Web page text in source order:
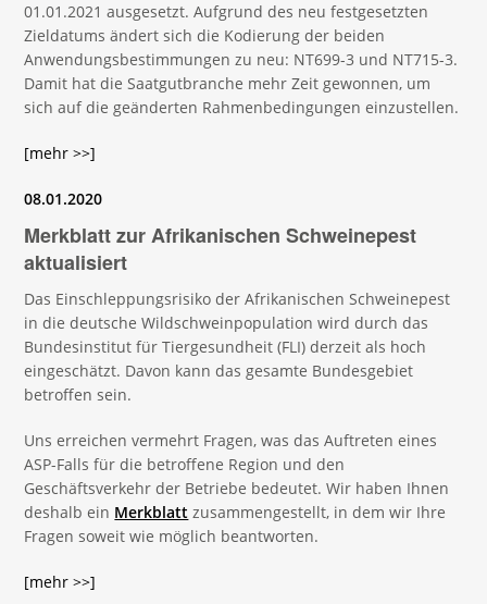
01.01.2021 ausgesetzt. Aufgrund des neu festgesetzten
Zieldatums ändert sich die Kodierung der beiden
Anwendungsbestimmungen zu neu: NT699-3 und NT715-3.
Damit hat die Saatgutbranche mehr Zeit gewonnen, um
sich auf die geänderten Rahmenbedingungen einzustellen.
[mehr >>]
08.01.2020
Merkblatt zur Afrikanischen Schweinepest
aktualisiert
Das Einschleppungsrisiko der Afrikanischen Schweinepest
in die deutsche Wildschweinpopulation wird durch das
Bundesinstitut für Tiergesundheit (FLI) derzeit als hoch
eingeschätzt. Davon kann das gesamte Bundesgebiet
betroffen sein.
Uns erreichen vermehrt Fragen, was das Auftreten eines
ASP-Falls für die betroffene Region und den
Geschäftsverkehr der Betriebe bedeutet. Wir haben Ihnen
deshalb ein Merkblatt zusammengestellt, in dem wir Ihre
Fragen soweit wie möglich beantworten.
[mehr >>]